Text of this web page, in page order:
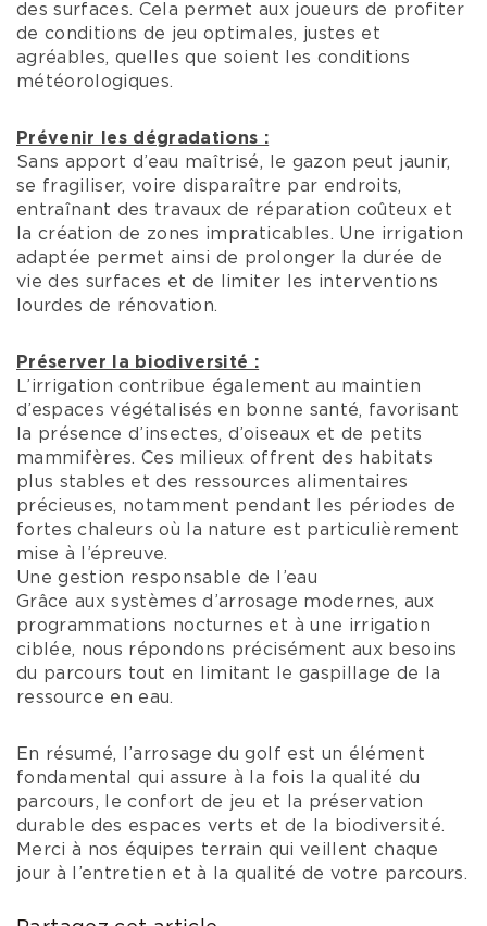
des surfaces. Cela permet aux joueurs de profiter
de conditions de jeu optimales, justes et
agréables, quelles que soient les conditions
météorologiques.
Prévenir les dégradations :
Sans apport d’eau maîtrisé, le gazon peut jaunir,
se fragiliser, voire disparaître par endroits,
entraînant des travaux de réparation coûteux et
la création de zones impraticables. Une irrigation
adaptée permet ainsi de prolonger la durée de
vie des surfaces et de limiter les interventions
lourdes de rénovation.
Préserver la biodiversité :
L’irrigation contribue également au maintien
d’espaces végétalisés en bonne santé, favorisant
la présence d’insectes, d’oiseaux et de petits
mammifères. Ces milieux offrent des habitats
plus stables et des ressources alimentaires
précieuses, notamment pendant les périodes de
fortes chaleurs où la nature est particulièrement
mise à l’épreuve.
Une gestion responsable de l’eau
Grâce aux systèmes d’arrosage modernes, aux
programmations nocturnes et à une irrigation
ciblée, nous répondons précisément aux besoins
du parcours tout en limitant le gaspillage de la
ressource en eau.
En résumé, l’arrosage du golf est un élément
fondamental qui assure à la fois la qualité du
parcours, le confort de jeu et la préservation
durable des espaces verts et de la biodiversité.
Merci à nos équipes terrain qui veillent chaque
jour à l’entretien et à la qualité de votre parcours.